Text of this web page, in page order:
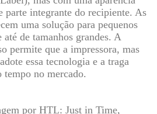
parte integrante do recipiente. As
uma solução para pequenos
de tamanhos grandes. A
permite que a impressora, mas
essa tecnologia e a traga
tempo no mercado.